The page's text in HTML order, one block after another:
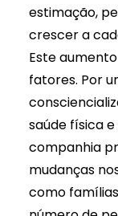
estimação,
crescer a
Este
fatores. Por
saúde física
companhia
mudanças
como